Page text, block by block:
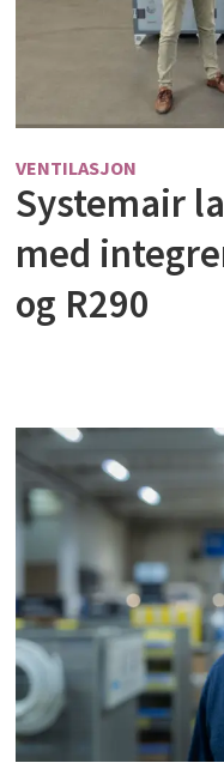
VENTILASJON
Systemair
med
og R290